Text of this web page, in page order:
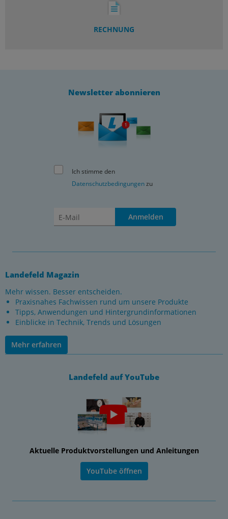
RECHNUNG
Newsletter abonnieren
Ich stimme den
Datenschutzbedingungenzu
Anmelden
Landefeld Magazin
Mehr wissen. Besser entscheiden.
Praxisnahes Fachwissen rund um unsere Produkte
Tipps, Anwendungen und Hintergrundinformationen
Einblicke in Technik, Trends und Lösungen
Mehr erfahren
Landefeld auf YouTube
Aktuelle Produktvorstellungen und Anleitungen
YouTube öffnen